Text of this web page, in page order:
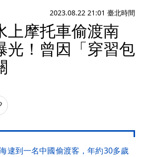
2023.08.22 21:01 臺北時間
上摩托車偷渡南
！曾因「穿習包
逮到一名中國偷渡客，年約30多歲